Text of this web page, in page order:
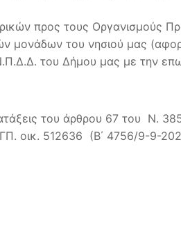
προς τους Οργανισμούς
μονάδων του νησιού μας
του Δήμου μας με την
του άρθρου 67 του Ν.
οικ. 512636 (Β΄ 4756/9-9-